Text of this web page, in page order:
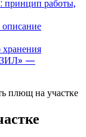
принцип работы,
хранения
—
плющ на участке